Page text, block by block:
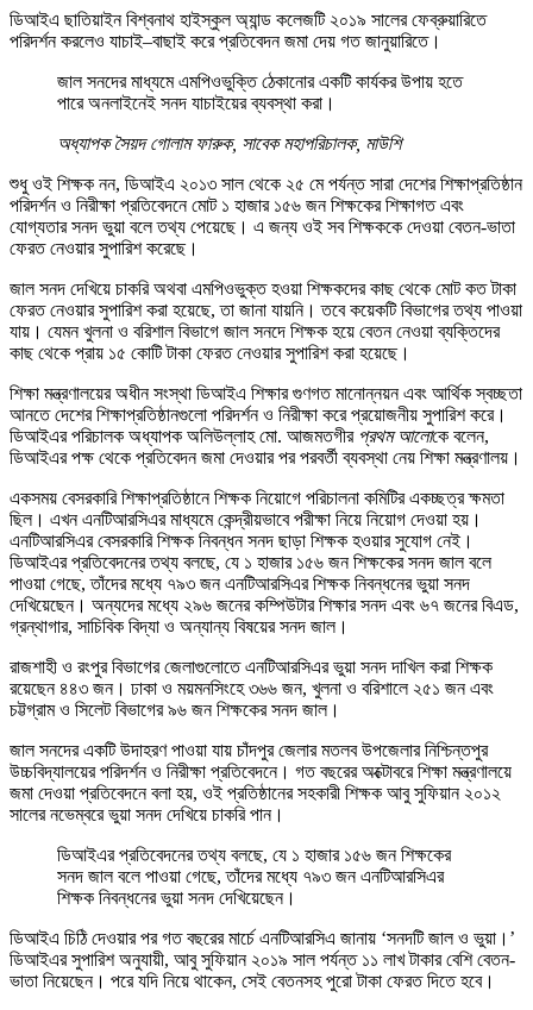
ডিআইএ ছাতিয়াইন বিশ্বনাথ হাইস্কুল অ্যান্ড কলেজটি ২০১৯ সালের ফেব্রুয়ারিতে
পরিদর্শন করলেও যাচাই–বাছাই করে প্রতিবেদন জমা দেয় গত জানুয়ারিতে।
জাল সনদের মাধ্যমে এমপিওভুক্তি ঠেকানোর একটি কার্যকর উপায় হতে
পারে অনলাইনেই সনদ যাচাইয়ের ব্যবস্থা করা।
অধ্যাপক সৈয়দ গোলাম ফারুক, সাবেক মহাপরিচালক, মাউশি
শুধু ওই শিক্ষক নন, ডিআইএ ২০১৩ সাল থেকে ২৫ মে পর্যন্ত সারা দেশের শিক্ষাপ্রতিষ্ঠান
পরিদর্শন ও নিরীক্ষা প্রতিবেদনে মোট ১ হাজার ১৫৬ জন শিক্ষকের শিক্ষাগত এবং
যোগ্যতার সনদ ভুয়া বলে তথ্য পেয়েছে। এ জন্য ওই সব শিক্ষককে দেওয়া বেতন-ভাতা
ফেরত নেওয়ার সুপারিশ করেছে।
জাল সনদ দেখিয়ে চাকরি অথবা এমপিওভুক্ত হওয়া শিক্ষকদের কাছ থেকে মোট কত টাকা
ফেরত নেওয়ার সুপারিশ করা হয়েছে, তা জানা যায়নি। তবে কয়েকটি বিভাগের তথ্য পাওয়া
যায়। যেমন খুলনা ও বরিশাল বিভাগে জাল সনদে শিক্ষক হয়ে বেতন নেওয়া ব্যক্তিদের
কাছ থেকে প্রায় ১৫ কোটি টাকা ফেরত নেওয়ার সুপারিশ করা হয়েছে।
শিক্ষা মন্ত্রণালয়ের অধীন সংস্থা ডিআইএ শিক্ষার গুণগত মানোন্নয়ন এবং আর্থিক স্বচ্ছতা
আনতে দেশের শিক্ষাপ্রতিষ্ঠানগুলো পরিদর্শন ও নিরীক্ষা করে প্রয়োজনীয় সুপারিশ করে।
ডিআইএর পরিচালক অধ্যাপক অলিউল্লাহ মো. আজমতগীর প্রথম আলোকে বলেন,
ডিআইএর পক্ষ থেকে প্রতিবেদন জমা দেওয়ার পর পরবর্তী ব্যবস্থা নেয় শিক্ষা মন্ত্রণালয়।
একসময় বেসরকারি শিক্ষাপ্রতিষ্ঠানে শিক্ষক নিয়োগে পরিচালনা কমিটির একচ্ছত্র ক্ষমতা
ছিল। এখন এনটিআরসিএর মাধ্যমে কেন্দ্রীয়ভাবে পরীক্ষা নিয়ে নিয়োগ দেওয়া হয়।
এনটিআরসিএর বেসরকারি শিক্ষক নিবন্ধন সনদ ছাড়া শিক্ষক হওয়ার সুযোগ নেই।
ডিআইএর প্রতিবেদনের তথ্য বলছে, যে ১ হাজার ১৫৬ জন শিক্ষকের সনদ জাল বলে
পাওয়া গেছে, তাঁদের মধ্যে ৭৯৩ জন এনটিআরসিএর শিক্ষক নিবন্ধনের ভুয়া সনদ
দেখিয়েছেন। অন্যদের মধ্যে ২৯৬ জনের কম্পিউটার শিক্ষার সনদ এবং ৬৭ জনের বিএড,
গ্রন্থাগার, সাচিবিক বিদ্যা ও অন্যান্য বিষয়ের সনদ জাল।
রাজশাহী ও রংপুর বিভাগের জেলাগুলোতে এনটিআরসিএর ভুয়া সনদ দাখিল করা শিক্ষক
রয়েছেন ৪৪৩ জন। ঢাকা ও ময়মনসিংহে ৩৬৬ জন, খুলনা ও বরিশালে ২৫১ জন এবং
চট্টগ্রাম ও সিলেট বিভাগের ৯৬ জন শিক্ষকের সনদ জাল।
জাল সনদের একটি উদাহরণ পাওয়া যায় চাঁদপুর জেলার মতলব উপজেলার নিশ্চিন্তপুর
উচ্চবিদ্যালয়ের পরিদর্শন ও নিরীক্ষা প্রতিবেদনে। গত বছরের অক্টোবরে শিক্ষা মন্ত্রণালয়ে
জমা দেওয়া প্রতিবেদনে বলা হয়, ওই প্রতিষ্ঠানের সহকারী শিক্ষক আবু সুফিয়ান ২০১২
সালের নভেম্বরে ভুয়া সনদ দেখিয়ে চাকরি পান।
ডিআইএর প্রতিবেদনের তথ্য বলছে, যে ১ হাজার ১৫৬ জন শিক্ষকের
সনদ জাল বলে পাওয়া গেছে, তাঁদের মধ্যে ৭৯৩ জন এনটিআরসিএর
শিক্ষক নিবন্ধনের ভুয়া সনদ দেখিয়েছেন।
ডিআইএ চিঠি দেওয়ার পর গত বছরের মার্চে এনটিআরসিএ জানায় ‘সনদটি জাল ও ভুয়া।’
ডিআইএর সুপারিশ অনুযায়ী, আবু সুফিয়ান ২০১৯ সাল পর্যন্ত ১১ লাখ টাকার বেশি বেতন-
ভাতা নিয়েছেন। পরে যদি নিয়ে থাকেন, সেই বেতনসহ পুরো টাকা ফেরত দিতে হবে।